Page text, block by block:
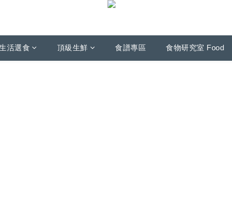
活選食 頂級生鮮 食譜專區 食物研究室 Food